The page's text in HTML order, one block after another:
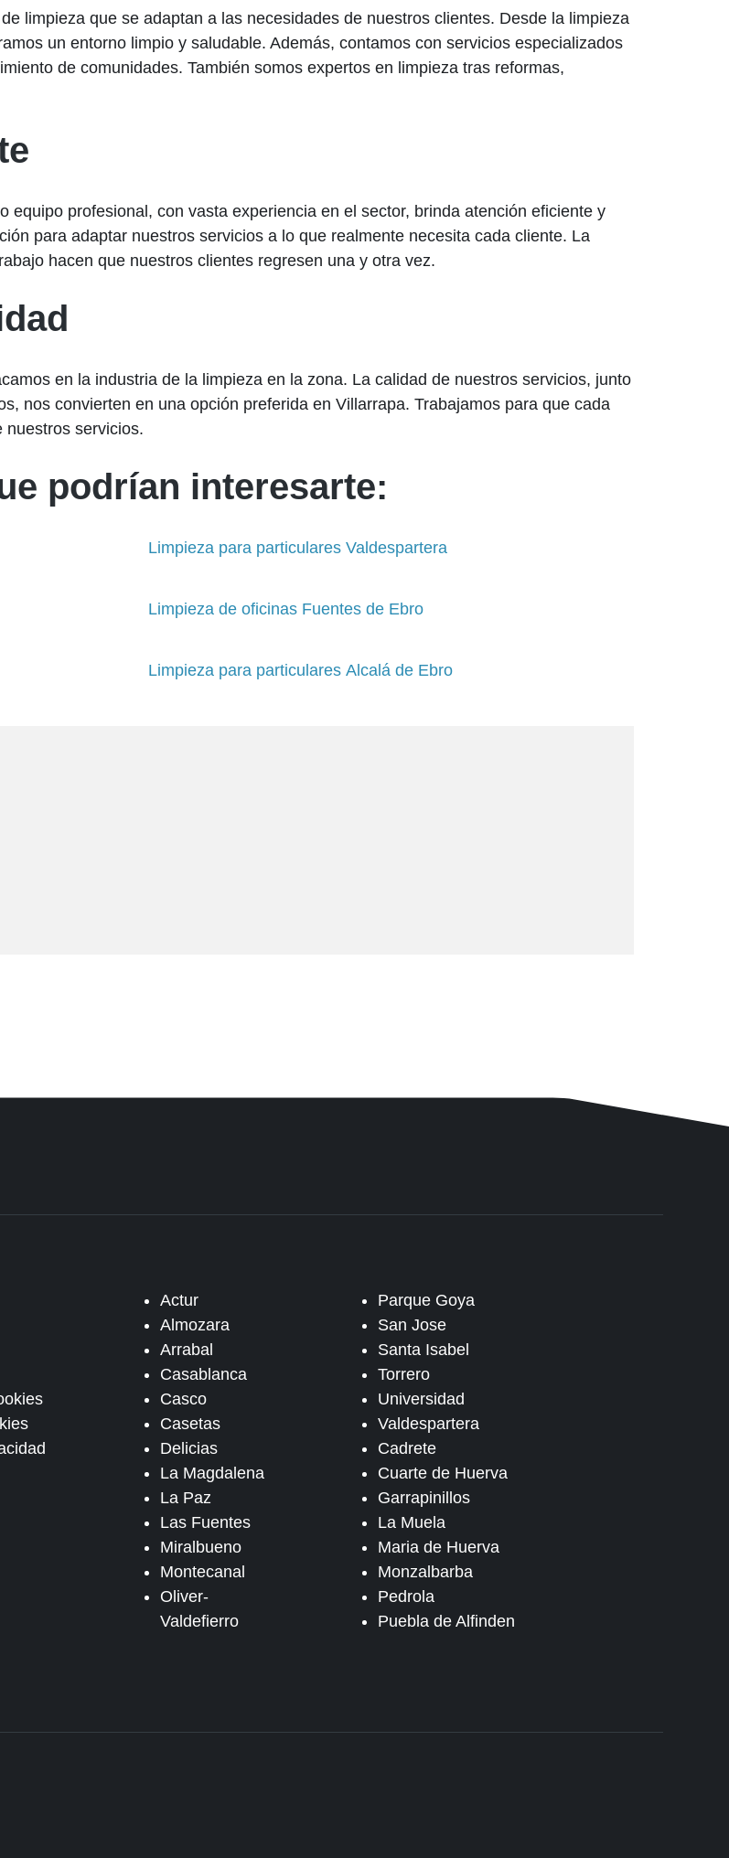
limpieza que se adaptan a las necesidades de nuestros clientes. Desde la limpieza
un entorno limpio y saludable. Además, contamos con servicios especializados
de comunidades. También somos expertos en limpieza tras reformas,
equipo profesional, con vasta experiencia en el sector, brinda atención eficiente y
para adaptar nuestros servicios a lo que realmente necesita cada cliente. La
hacen que nuestros clientes regresen una y otra vez.
en la industria de la limpieza en la zona. La calidad de nuestros servicios, junto
nos convierten en una opción preferida en Villarrapa. Trabajamos para que cada
nuestros servicios.
podrían interesarte:
Limpieza para particulares Valdespartera
Limpieza de oficinas Fuentes de Ebro
Limpieza para particulares Alcalá de Ebro
Actur
Almozara
Arrabal
Casablanca
Casco
Casetas
Delicias
La Magdalena
La Paz
Las Fuentes
Miralbueno
Montecanal
Oliver-
Valdefierro
Parque Goya
San Jose
Santa Isabel
Torrero
Universidad
Valdespartera
Cadrete
Cuarte de Huerva
Garrapinillos
La Muela
Maria de Huerva
Monzalbarba
Pedrola
Puebla de Alfinden